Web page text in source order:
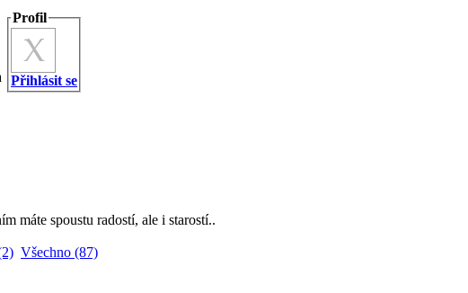
Profil
Přihlásit se
máte spoustu radostí, ale i starostí..
Všechno (87)